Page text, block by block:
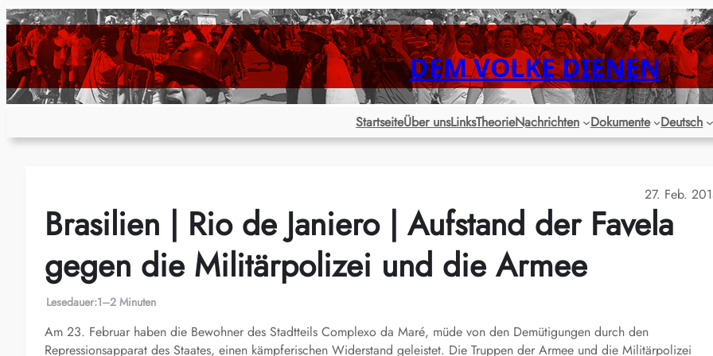
Zum
Inhalt
springen
DEM VOLKE DIENEN
StartseiteÜber unsLinksTheorieNachrichten Dokumente Deutsch
27. Feb.
Brasilien | Rio de Janiero | Aufstand der Favela
gegen die Militärpolizei und die Armee
Lesedauer:1–2 Minuten
Am 23. Februar haben die Bewohner des Stadtteils Complexo da Maré, müde von den Demütigungen durch den
Repressionsapparat des Staates, einen kämpferischen Widerstand geleistet. Die Truppen der Armee und die Militärpolizei